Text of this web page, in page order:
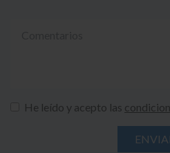
He leído y acepto las